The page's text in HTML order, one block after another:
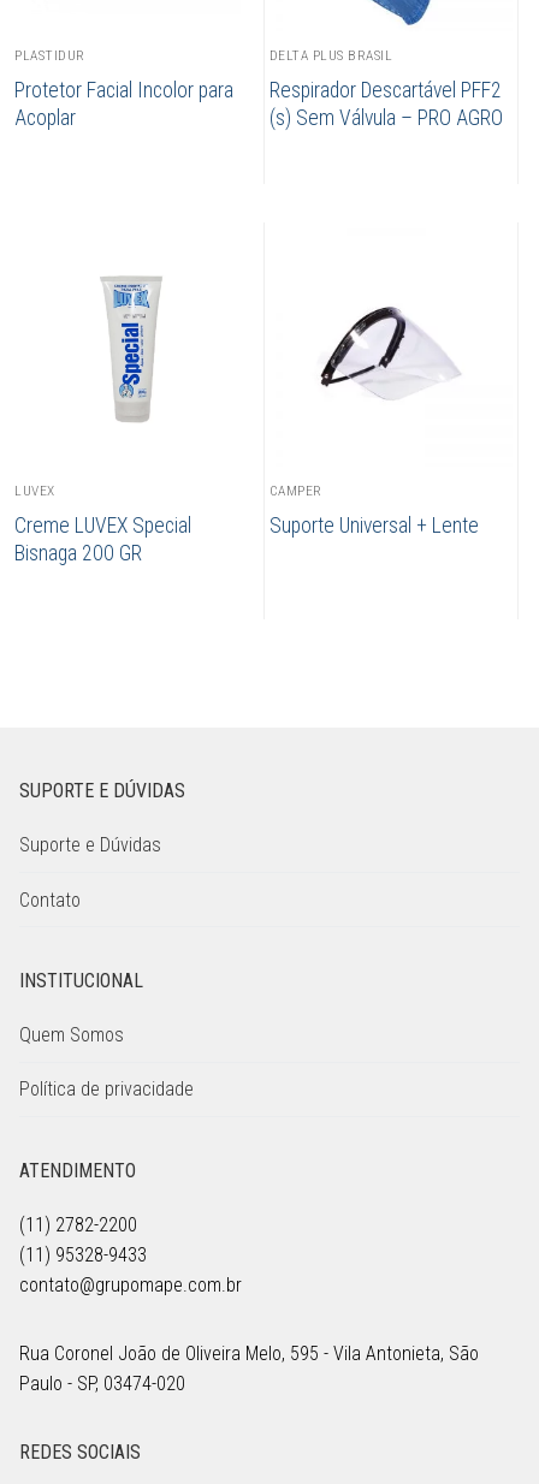
PLASTIDUR
Protetor Facial Incolor para
Acoplar
DELTA PLUS BRASIL
Respirador Descartável PFF2
(s) Sem Válvula – PRO AGRO
LUVEX
Creme LUVEX Special
Bisnaga 200 GR
CAMPER
Suporte Universal + Lente
SUPORTE E DÚVIDAS
Suporte e Dúvidas
Contato
INSTITUCIONAL
Quem Somos
Política de privacidade
ATENDIMENTO
(11) 2782-2200
(11) 95328-9433
contato@grupomape.com.br
Rua Coronel João de Oliveira Melo, 595 - Vila Antonieta, São
Paulo - SP, 03474-020
REDES SOCIAIS